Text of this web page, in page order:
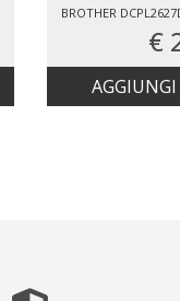
BROTHER
€
AGGIUNGI